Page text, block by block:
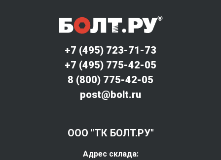
+7 (495) 723-71-73
+7 (495) 775-42-05
8 (800) 775-42-05
post@bolt.ru
ООО "ТК БОЛТ.РУ"
Адрес склада: